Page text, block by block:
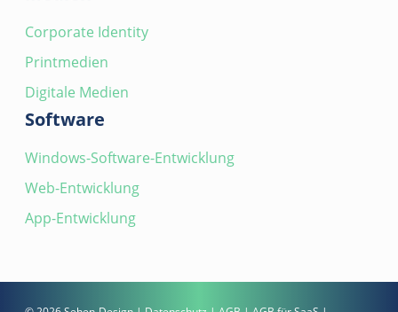
Corporate Identity
Printmedien
Digitale Medien
Software
Windows-Software-Entwicklung
Web-Entwicklung
App-Entwicklung